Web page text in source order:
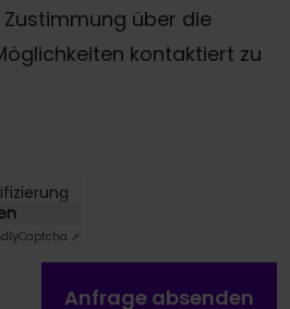
über die
kontaktiert zu
Captcha ⇗
Anfrage absenden